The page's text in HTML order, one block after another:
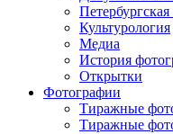
Культурология
Медиа
История
Открытки
Фотографии
Тиражные
Тиражные